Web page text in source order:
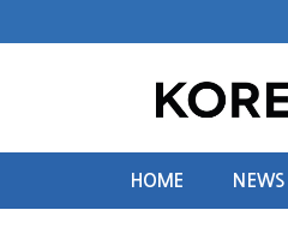
HOME NEWS